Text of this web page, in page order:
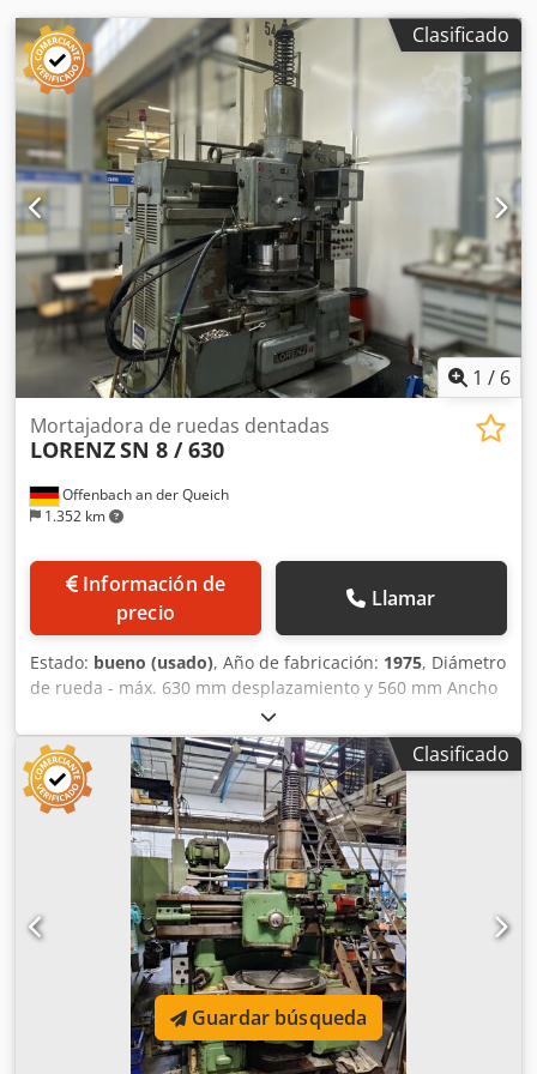
respecto a un diámetro de círculo primitivo de 100 mm: 1,0
hasta 9420 mm/min Eje radial (carro vertical eje X1):
Avance infinitamente variable: 1,0 hasta 9420 mm/min, los
avances rápidos corresponden a los avances máximos
Potencia conectada / Peso Potencia total conectada: 26 kVA
Peso total (ejecución estándar): aprox. 9.000 kg
Clasificado
1 / 6
Offenbach an der Queich
1.352 km
Mortajadora de ruedas dentadas
LORENZSN 8 / 630
Información de
precio
Llamar
Estado: bueno (usado), Año de fabricación: 1975, Diámetro
de rueda - máx. 630 mm desplazamiento y 560 mm Ancho
de rueda 180 mm Módulo - máx. 8 Módulo - mín. 1
Diámetro de pieza 750 mm Diámetro de mesa 450 mm
Diámetro del eje de sujeción 58 mm Carrera del husillo
200 mm Crodpfxjyb Sx To Aifof Ajustabilidad 230 mm
Distancia husillo/mesa 225-450 mm Conicidad de sujeción
Morse 4 Avances de profundidad 0,03 mm/carrera Avance
de tallado 10n: 0,18-0,74 mm/carrera Número de carreras
12n: 47-300 carreras/min Ejecución eléctrica -
Tensión/Frecuencia 380/50 V/Hz Peso de la máquina aprox.
5500 kg La máquina fue elevada 100 mm
Clasificado
Guardar búsqueda